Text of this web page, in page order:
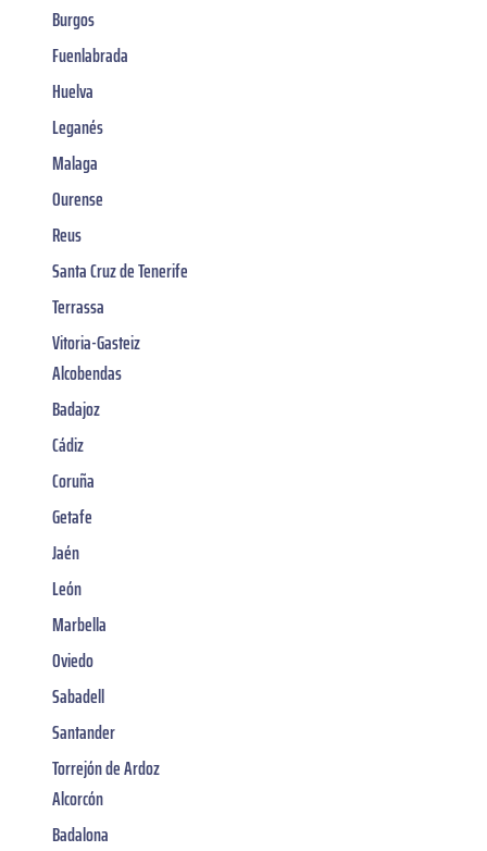
Burgos
Fuenlabrada
Huelva
Leganés
Malaga
Ourense
Reus
Santa Cruz de Tenerife
Terrassa
Vitoria-Gasteiz
Alcobendas
Badajoz
Cádiz
Coruña
Getafe
Jaén
León
Marbella
Oviedo
Sabadell
Santander
Torrejón de Ardoz
Alcorcón
Badalona